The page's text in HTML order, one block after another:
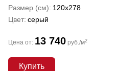
Размер (см) 120x278
Цвет серый
Цена от: 13 740 руб./м2
Купить